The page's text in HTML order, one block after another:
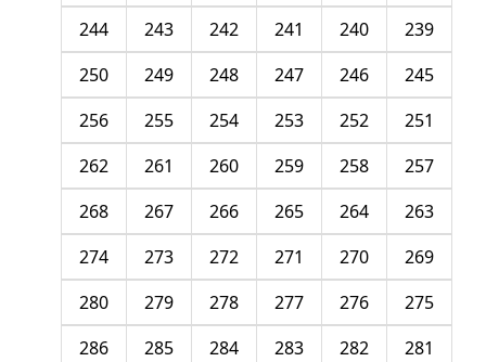
239
240
241
242
243
244
245
246
247
248
249
250
251
252
253
254
255
256
257
258
259
260
261
262
263
264
265
266
267
268
269
270
271
272
273
274
275
276
277
278
279
280
281
282
283
284
285
286